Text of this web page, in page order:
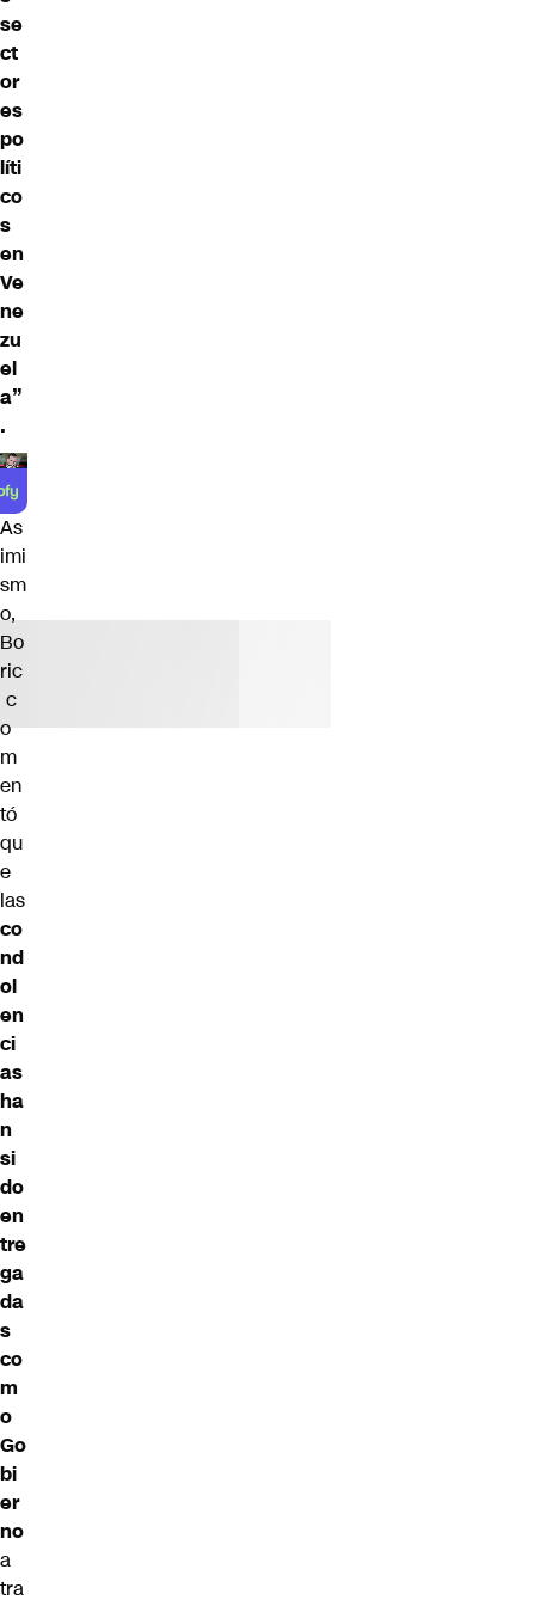
se
ct
or
es
po
líti
co
s
en
Ve
ne
zu
el
a”
.
As
imi
sm
o,
Bo
ric
c
o
m
en
tó
qu
e
las
co
nd
ol
en
ci
as
ha
n
si
do
en
tre
ga
da
s
co
m
o
Go
bi
er
no
a
tra